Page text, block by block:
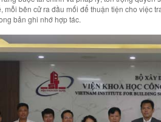
mỗi bên cử ra đầu mối để thuận tiện cho việc
bản ghi nhớ hợp tác.